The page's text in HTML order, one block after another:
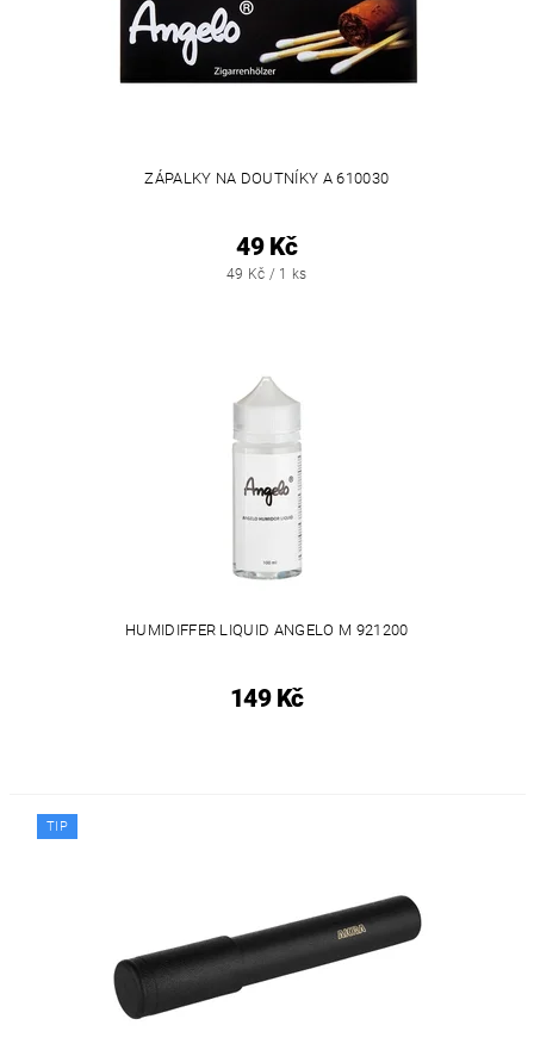
ZÁPALKY NA DOUTNÍKY A 610030
49 Kč
49 Kč / 1 ks
HUMIDIFFER LIQUID ANGELO M 921200
149 Kč
TIP